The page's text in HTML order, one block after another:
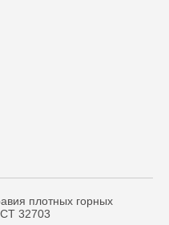
плотных горных
32703